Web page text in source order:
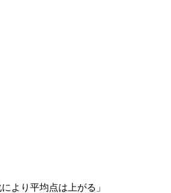
より平均点は上がる」